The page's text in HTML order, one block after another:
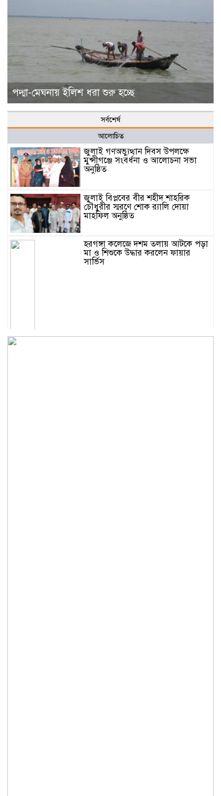
পদ্মা-মেঘনায় ইলিশ ধরা শুরু হচ্ছে
সর্বশের্ষ
আলোচিত
জুলাই গণঅভ্যুত্থান দিবস উপলক্ষে
মুন্সীগঞ্জে সংবর্ধনা ও আলোচনা সভা
অনুষ্ঠিত
জুলাই বিপ্লবের বীর শহীদ শাহরিক
চৌধুরীর স্মরণে শোক র‍্যালি দোয়া
মাহফিল অনুষ্ঠিত
হরগঙ্গা কলেজে দশম তলায় আটকে পড়া
মা ও শিশুকে উদ্ধার করলেন ফায়ার
সার্ভিস